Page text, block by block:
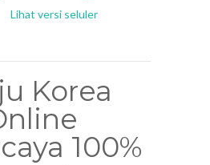
Lihat versi seluler
Korea
100%